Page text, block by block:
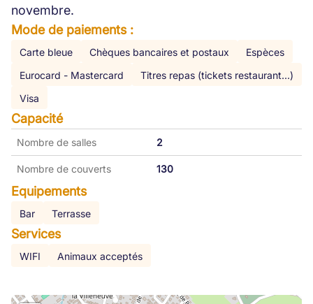
novembre.
Mode de paiements :
Carte bleue Chèques bancaires et postaux
Espèces
Eurocard - Mastercard
Titres repas (tickets restaurant...)
Visa
Capacité
Nombre de salles 2
Nombre de couverts 130
Equipements
Bar Terrasse
Services
WIFI Animaux acceptés